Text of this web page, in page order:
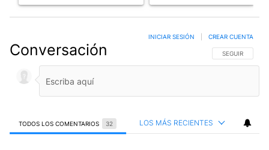
Conversación SIGA ESTA
SEGUIR
INICIAR SESIÓN CREAR CUENTA
TODOS LOS COMENTARIOS 32 LOS MÁS RECIENTES